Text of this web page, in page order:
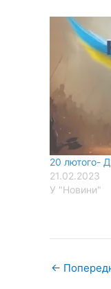
20 лютого-
21.02.2023
У "Новини"
←